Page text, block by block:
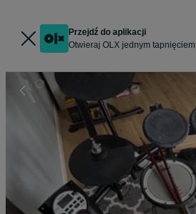
Przejdź do aplikacji
Otwieraj OLX jednym tapnięciem